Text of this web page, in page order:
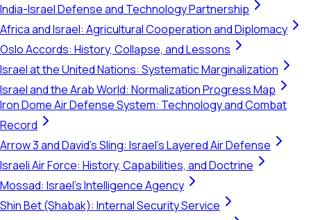
India-Israel Defense and Technology Partnership
Africa and Israel: Agricultural Cooperation and Diplomacy
Oslo Accords: History, Collapse, and Lessons
Israel at the United Nations: Systematic Marginalization
Israel and the Arab World: Normalization Progress Map
Iron Dome Air Defense System: Technology and Combat
Record
Arrow 3 and David's Sling: Israel's Layered Air Defense
Israeli Air Force: History, Capabilities, and Doctrine
Mossad: Israel's Intelligence Agency
Shin Bet (Shabak): Internal Security Service